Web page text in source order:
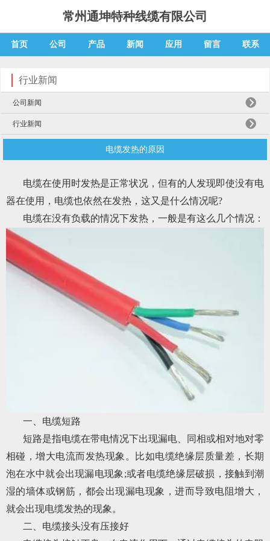
常州通坤特种线缆有限公司
首页 公司 产品 新闻 应用 留言 联系
行业新闻
公司新闻
行业新闻
电缆发热的原因
电缆在使用时发热是正常状况，但有的人发现即使没有电
器在使用，电缆也依然在发热，这又是什么情况呢?
电缆在没有负载的情况下发热，一般是有这么几个情况：
一、电缆短路
短路是指电缆在带电情况下出现漏电、同相或相对地对零
相碰，增大电流而发热现象。比如电缆绝缘层质量差，长期
泡在水中就会出现漏电现象;或者电缆绝缘层破损，接触到潮
湿的墙体或钢筋，都会出现漏电现象，进而导致电阻增大，
就会出现电缆发热的现象。
二、电缆接头没有压接好